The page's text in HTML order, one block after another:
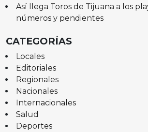
Así llega Toros de Tijuana a los
números y pendientes
CATEGORÍAS
Locales
Editoriales
Regionales
Nacionales
Internacionales
Salud
Deportes